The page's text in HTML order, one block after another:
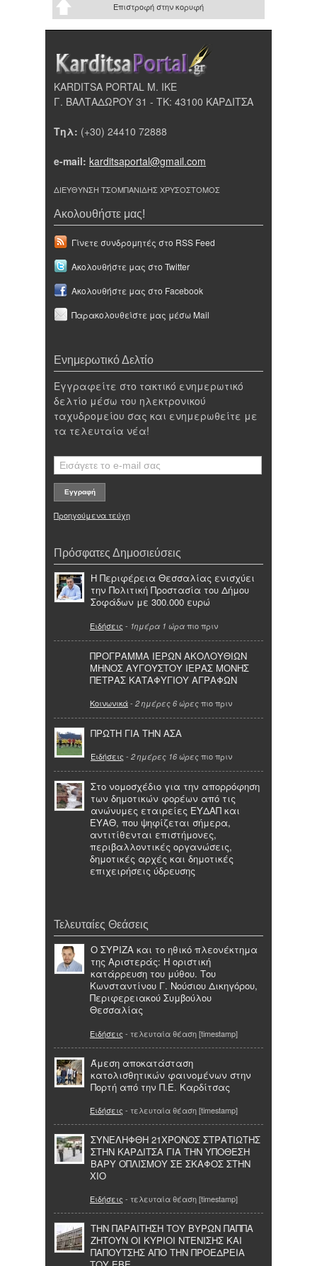
Επιστροφή στην κορυφή
KARDITSA PORTAL Μ. ΙΚΕ
Γ. ΒΑΛΤΑΔΩΡΟΥ 31 - ΤΚ: 43100 ΚΑΡΔΙΤΣΑ
Τηλ: (+30) 24410 72888
e-mail: karditsaportal@gmail.com
ΔΙΕΥΘΥΝΣΗ ΤΣΟΜΠΑΝΙΔΗΣ ΧΡΥΣΟΣΤΟΜΟΣ
Ακολουθήστε μας!
Γίνετε συνδρομητές στο RSS Feed
Ακολουθήστε μας στο Twitter
Ακολουθήστε μας στο Facebook
Παρακολουθείστε μας μέσω Mail
Ενημερωτικό Δελτίο
Εγγραφείτε στο τακτικό ενημερωτικό
δελτίο μέσω του ηλεκτρονικού
ταχυδρομείου σας και ενημερωθείτε με
τα τελευταία νέα!
Προηγούμενα τεύχη
Πρόσφατες Δημοσιεύσεις
Η Περιφέρεια Θεσσαλίας ενισχύει
την Πολιτική Προστασία του Δήμου
Σοφάδων με 300.000 ευρώ
Ειδήσεις - 1ημέρα 1 ώρα πιο πριν
ΠΡΟΓΡΑΜΜΑ ΙΕΡΩΝ ΑΚΟΛΟΥΘΙΩΝ
ΜΗΝΟΣ ΑΥΓΟΥΣΤΟΥ ΙΕΡΑΣ ΜΟΝΗΣ
ΠΕΤΡΑΣ ΚΑΤΑΦΥΓΙΟΥ ΑΓΡΑΦΩΝ
Κοινωνικά- 2 ημέρες 6 ώρες πιο πριν
ΠΡΩΤΗ ΓΙΑ ΤΗΝ ΑΣΑ
Ειδήσεις - 2 ημέρες 16 ώρες πιο πριν
Στο νομοσχέδιο για την απορρόφηση
των δημοτικών φορέων από τις
ανώνυμες εταιρείες ΕΥΔΑΠ και
ΕΥΑΘ, που ψηφίζεται σήμερα,
αντιτίθενται επιστήμονες,
περιβαλλοντικές οργανώσεις,
δημοτικές αρχές και δημοτικές
επιχειρήσεις ύδρευσης
Τελευταίες Θεάσεις
Ο ΣΥΡΙΖΑ και το ηθικό πλεονέκτημα
της Αριστεράς: Η οριστική
κατάρρευση του μύθου. Του
Κωνσταντίνου Γ. Νούσιου Δικηγόρου,
Περιφερειακού Συμβούλου
Θεσσαλίας
Ειδήσεις - τελευταία θέαση [timestamp]
Άμεση αποκατάσταση
κατολισθητικών φαινομένων στην
Πορτή από την Π.Ε. Καρδίτσας
Ειδήσεις - τελευταία θέαση [timestamp]
ΣΥΝΕΛΗΦΘΗ 21ΧΡΟΝΟΣ ΣΤΡΑΤΙΩΤΗΣ
ΣΤΗΝ ΚΑΡΔΙΤΣΑ ΓΙΑ ΤΗΝ ΥΠΟΘΕΣΗ
ΒΑΡΥ ΟΠΛΙΣΜΟΥ ΣΕ ΣΚΑΦΟΣ ΣΤΗΝ
ΧΙΟ
Ειδήσεις - τελευταία θέαση [timestamp]
ΤΗΝ ΠΑΡΑΙΤΗΣΗ ΤΟΥ ΒΥΡΩΝ ΠΑΠΠΑ
ΖΗΤΟΥΝ ΟΙ ΚΥΡΙΟΙ ΝΤΕΝΙΣΗΣ ΚΑΙ
ΠΑΠΟΥΤΣΗΣ ΑΠΟ ΤΗΝ ΠΡΟΕΔΡΕΙΑ